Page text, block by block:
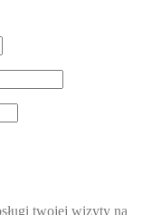
twojej wizyty na